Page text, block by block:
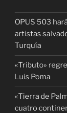
OPUS 503
artistas
Turquía
«Tributo»
Luis Poma
«Tierra de
cuatro